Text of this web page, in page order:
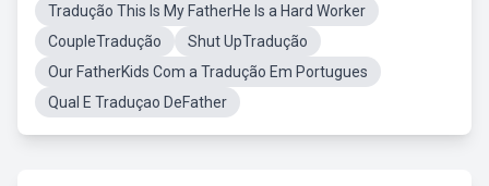
Tradução This Is My FatherHe Is a Hard Worker
CoupleTradução
Shut UpTradução
Our FatherKids Com a Tradução Em Portugues
Qual E Traduçao DeFather